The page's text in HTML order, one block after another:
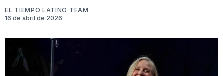
EL TIEMPO LATINO TEAM
16 de abril de 2026